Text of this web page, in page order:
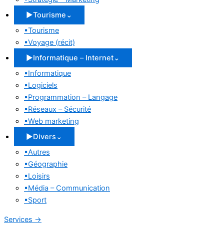
▶Tourisme ⌄
▪Tourisme
▪Voyage (récit)
▶Informatique – Internet⌄
▪Informatique
▪Logiciels
▪Programmation – Langage
▪Réseaux – Sécurité
▪Web marketing
▶Divers ⌄
▪Autres
▪Géographie
▪Loisirs
▪Média – Communication
▪Sport
Services →